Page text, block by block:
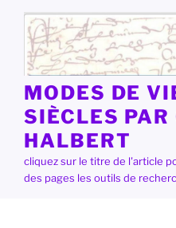
contenu
principal
MODES DE
SIÈCLES PAR
HALBERT
cliquez sur le titre de l'article
des pages les outils de